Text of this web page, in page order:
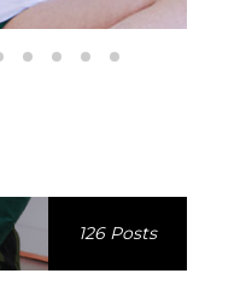
126 Posts